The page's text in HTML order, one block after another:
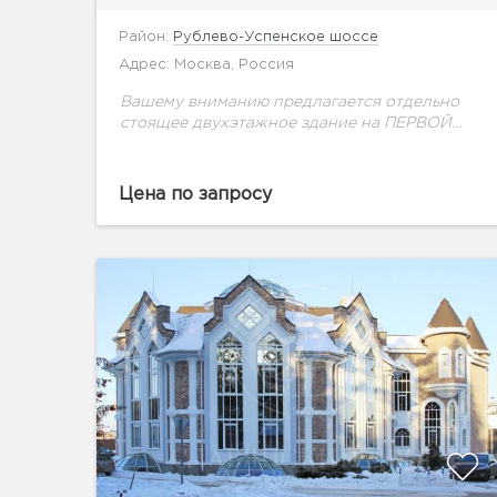
Район: Рублево-Успенское шоссе
Адрес: Москва, Россия
Вашему вниманию предлагается отдельно
стоящее двухэтажное здание на ПЕРВОЙ
объезда для крупных сетевых общепитов),
медицинский центр, а...
Цена по запросу